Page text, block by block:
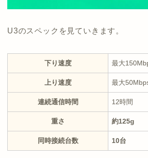
U3のスペックを見ていきます。
下り速度 最大
上り速度 最大
連続通信時間 12時間
重さ 約125g
同時接続台数 10台